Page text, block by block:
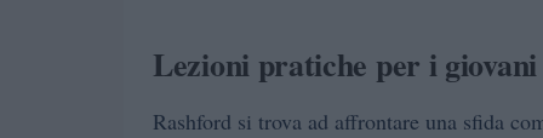
Lezioni pratiche per i
Rashford si trova ad affrontare una sfida